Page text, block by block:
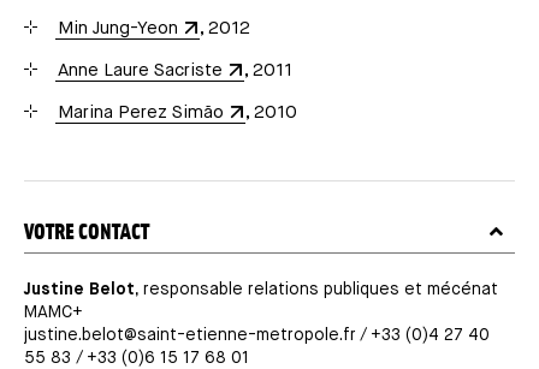
Min Jung-Yeon
, 2012
Anne Laure Sacriste
, 2011
Marina Perez Simão
, 2010
TITRE
VOTRE CONTACT
Justine Belot, responsable relations publiques et mécénat
MAMC+
justine.belot@saint-etienne-metropole.fr / +33 (0)4 27 40
55 83 / +33 (0)6 15 17 68 01